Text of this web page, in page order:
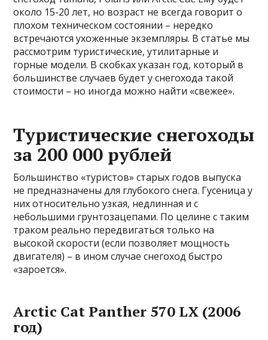
около 15-20 лет, но возраст не всегда говорит о
плохом техническом состоянии – нередко
встречаются ухоженные экземпляры. В статье мы
рассмотрим туристические, утилитарные и
горные модели. В скобках указан год, который в
большинстве случаев будет у снегохода такой
стоимости – но иногда можно найти «свежее».
Туристические снегоходы
за 200 000 рублей
Большинство «туристов» старых годов выпуска
не предназначены для глубокого снега. Гусеница у
них относительно узкая, недлинная и с
небольшими грунтозацепами. По целине с таким
траком реально передвигаться только на
высокой скорости (если позволяет мощность
двигателя) – в ином случае снегоход быстро
«зароется».
Arctic Cat Panther 570 LX (2006
год)